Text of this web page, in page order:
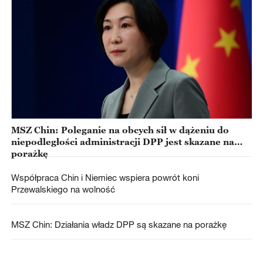
MSZ Chin: Poleganie na obcych sił w dążeniu do
niepodległości administracji DPP jest skazane na
porażkę
Współpraca Chin i Niemiec wspiera powrót koni
Przewalskiego na wolność
MSZ Chin: Działania władz DPP są skazane na porażkę